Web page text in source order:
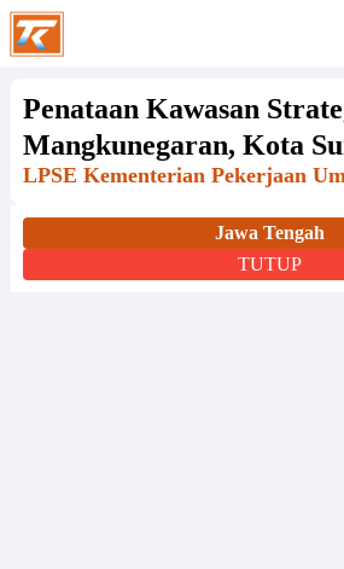
Penataan Kawasan
Mangkunegaran, Kota
LPSE Kementerian Pekerjaan
Jawa Tengah
TUTUP